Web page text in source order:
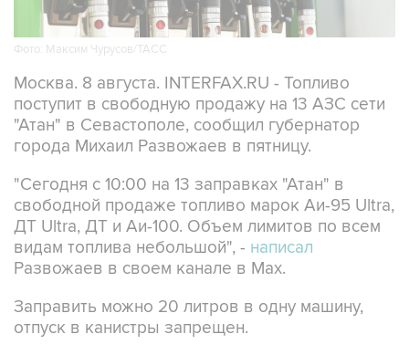
Фото: Максим Чурусов/ТАСС
Москва. 8 августа. INTERFAX.RU - Топливо
поступит в свободную продажу на 13 АЗС сети
"Атан" в Севастополе, сообщил губернатор
города Михаил Развожаев в пятницу.
"Сегодня с 10:00 на 13 заправках "Атан" в
свободной продаже топливо марок Аи-95 Ultra,
ДТ Ultra, ДТ и Аи-100. Объем лимитов по всем
видам топлива небольшой", - написал
Развожаев в своем канале в Max.
Заправить можно 20 литров в одну машину,
отпуск в канистры запрещен.